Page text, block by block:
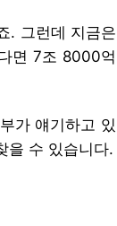
. 그런데 지금은
면 7조 8000억
가 얘기하고 있
을 수 있습니다.